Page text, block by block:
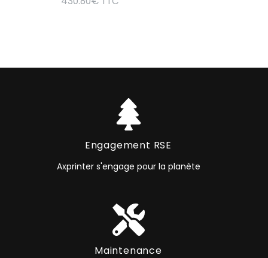
Engagement RSE
Axprinter s'engage pour la planète
Maintenance